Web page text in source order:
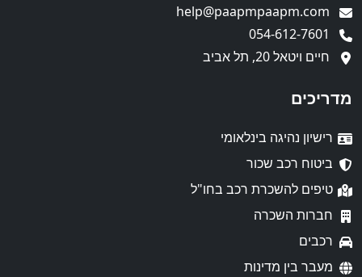
חיים ויטאל 20, תל אביב
מדריכים
רישיון נהיגה בינלאומי
ביטוח רכב שכור
טיפים להשכרת רכב בחו"ל
חברות השכרה
רכבים
מעבר בין מדינות